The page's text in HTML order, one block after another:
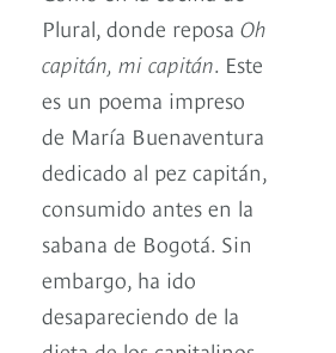
Plural, donde reposa Oh
capitán, mi capitán. Este
es un poema impreso
de María Buenaventura
dedicado al pez capitán,
consumido antes en la
sabana de Bogotá. Sin
embargo, ha ido
desapareciendo de la